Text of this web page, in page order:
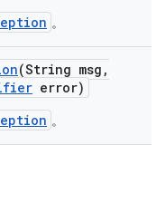
。
(String msg ,
error)
。